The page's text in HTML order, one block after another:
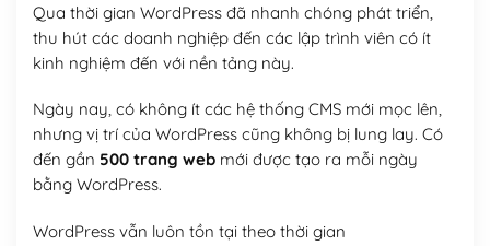
Qua thời gian WordPress đã nhanh chóng phát triển,
thu hút các doanh nghiệp đến các lập trình viên có ít
kinh nghiệm đến với nền tảng này.
Ngày nay, có không ít các hệ thống CMS mới mọc lên,
nhưng vị trí của WordPress cũng không bị lung lay. Có
đến gần 500 trang webmới được tạo ra mỗi ngày
bằng WordPress.
WordPress vẫn luôn tồn tại theo thời gian